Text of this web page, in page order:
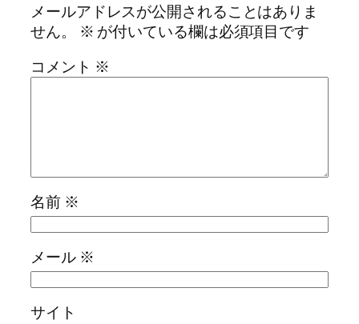
メールアドレスが公開されることはありま
せん。
※ が付いている欄は必須項目です
コメント ※
名前 ※
メール ※
サイト